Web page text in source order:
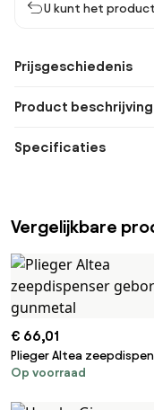
U kunt het
Prijsgeschiedenis
Product beschrijving
Specificaties
Vergelijkbare
€ 66,01
Plieger Altea
geborstel gunmetal
Op voorraad